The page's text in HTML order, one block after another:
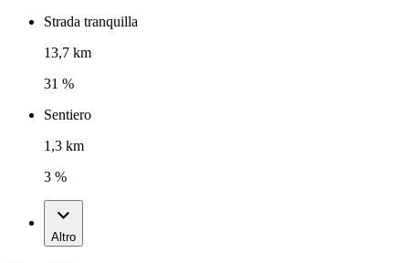
Strada tranquilla
13,7 km
31 %
Sentiero
1,3 km
3 %
Altro